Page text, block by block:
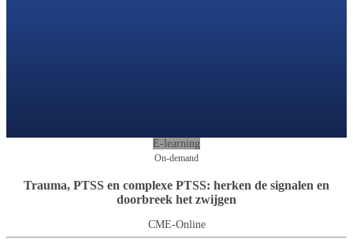
E-learning
On-demand
Trauma, PTSS en complexe PTSS: herken de signalen en
doorbreek het zwijgen
CME-Online